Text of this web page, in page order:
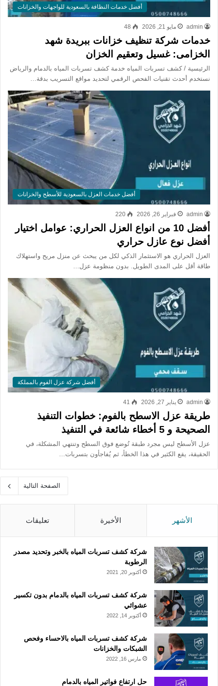
أفضل خدمات النظافة بالسعودية للواجهات والخزانات
admin مايو 21, 2026 48
خدمات شركة تنظيف خزانات ببريدة شهد
الخزامى: غسيل وتعقيم الخزان
الرئيسية / كشف تسربات المياه خدمة كشف تسربات المياه بالدمام والرياض
نستخدم أحدث تقنيات الفحص الرقمي لتحديد مواقع التسريب بدقة…
أفضل خدمات العزل بالسعودية للأسطح والخزانات
admin فبراير 26, 2026 220
أفضل 10 من انواع العزل الحراري: عوامل اختيار
أفضل نوع عازل حراري
العزل الحراري هو الاستثمار الذكي لكل من يبحث عن منزل مريح واستهلاك
طاقة أقل على المدى الطويل. بدون منظومة عزل…
أفضل شركة عزل الفوم بالمملكة​
admin يناير 27, 2026 41
طريقة عزل الاسطح بالفوم: خطوات التنفيذ
الصحيحة و 5 أخطاء شائعة في التنفيذ
عزل الأسطح ليس مجرد طبقة تُوضع فوق السطح وتنتهي المشكلة، في
الحقيقة، يقع الكثير في هذا الخطأ، ثم يُفاجأون بتسربات…
الصفحة التالية
الأشهر الأخيرة تعليقات
شركة كشف تسربات المياه بالخبر وتحديد مصدر
الرطوبة
أكتوبر 20, 2021
شركة كشف تسربات المياه بالدمام بدون تكسير
عشوائي
أكتوبر 14, 2022
شركة كشف تسربات المياه بالاحساء وفحص
الشبكات والخزانات
مارس 16, 2022
حل ارتفاع فواتير المياه بالدمام